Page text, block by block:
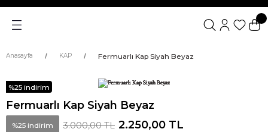
Anasayfa KAP Fermuarlı Kap Siyah Beyaz
%25 indirim
Fermuarlı Kap Siyah Beyaz
%25 indirim 3.000,00 TL 2.250,00 TL